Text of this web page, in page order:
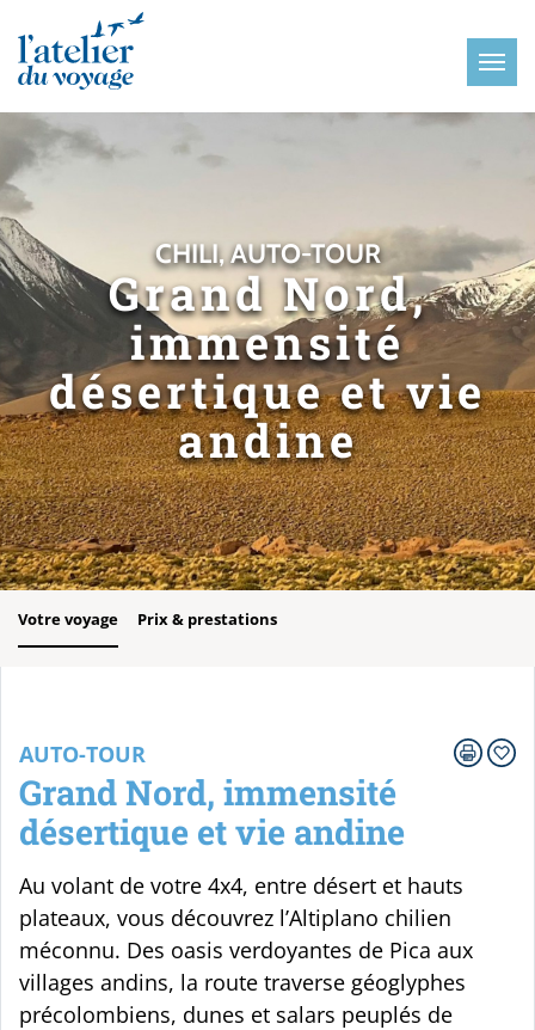
CHILI, AUTO-TOUR
Grand Nord,
immensité
désertique et vie
andine
Votre voyage Prix & prestations
AUTO-TOUR
Grand Nord, immensité
désertique et vie andine
Au volant de votre 4x4, entre désert et hauts
plateaux, vous découvrez l’Altiplano chilien
méconnu. Des oasis verdoyantes de Pica aux
villages andins, la route traverse géoglyphes
précolombiens, dunes et salars peuplés de
Panneau de gestion des cookies